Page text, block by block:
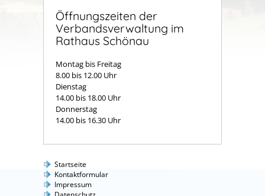
Öffnungszeiten der
Verbandsverwaltung im
Rathaus Schönau
Montag bis Freitag
8.00 bis 12.00 Uhr
Dienstag
14.00 bis 18.00 Uhr
Donnerstag
14.00 bis 16.30 Uhr
Startseite
Kontaktformular
Impressum